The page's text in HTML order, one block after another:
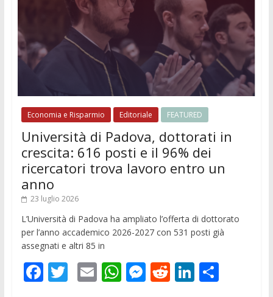
Economia e Risparmio Editoriale FEATURED
Università di Padova, dottorati in
crescita: 616 posti e il 96% dei
ricercatori trova lavoro entro un
anno
23 luglio 2026
L’Università di Padova ha ampliato l’offerta di dottorato
per l’anno accademico 2026-2027 con 531 posti già
assegnati e altri 85 in
F T E W M R Li C